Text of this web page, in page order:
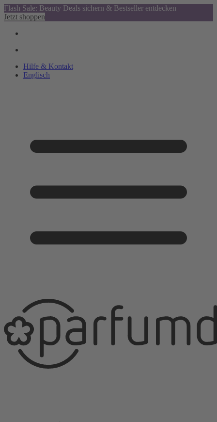
Flash Sale: Beauty Deals sichern & Bestseller entdecken
Jetzt shoppen
Hilfe & Kontakt
Englisch